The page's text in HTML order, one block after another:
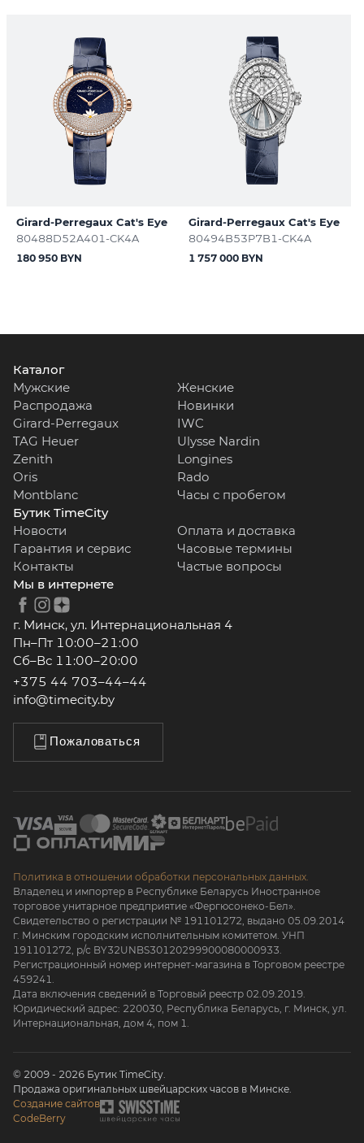
Girard-Perregaux Cat's Eye
80488D52A401-CK4A
180 950 BYN
Girard-Perregaux Cat's Eye
80494B53P7B1-CK4A
1 757 000 BYN
Каталог
Мужские
Женские
Распродажа
Новинки
Girard-Perregaux
IWC
TAG Heuer
Ulysse Nardin
Zenith
Longines
Oris
Rado
Montblanc
Часы с пробегом
Бутик TimeCity
Новости
Оплата и доставка
Гарантия и сервис
Часовые термины
Контакты
Частые вопросы
Мы в интернете
г. Минск, ул. Интернациональная 4
Пн–Пт 10:00–21:00
Сб–Вс 11:00–20:00
+375 44 703–44–44
info@timecity.by
Пожаловаться
Политика в отношении обработки персональных данных.
Владелец и импортер в Республике Беларусь Иностранное
торговое унитарное предприятие «Фергюсонеко-Бел».
Свидетельство о регистрации № 191101272, выдано 05.09.2014
г. Минским городским исполнительным комитетом. УНП
191101272, р/с BY32UNBS30120299900080000933.
Регистрационный номер интернет-магазина в Торговом реестре
459241.
Дата включения сведений в Торговый реестр 02.09.2019.
Юридический адрес: 220030, Республика Беларусь, г. Минск, ул.
Интернациональная, дом 4, пом 1.
© 2009 - 2026 Бутик TimeCity.
Продажа оригинальных швейцарских часов в Минске.
Создание сайтов
CodeBerry